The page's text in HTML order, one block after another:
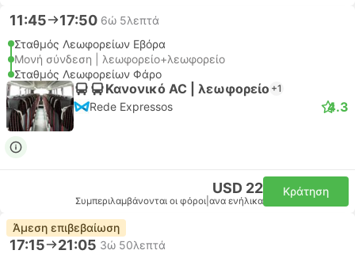
11:45 17:50 6ώ 5λεπτά
Σταθμός Λεωφορείων Εβόρα
Μονή σύνδεση | λεωφορείο+λεωφορείο
Σταθμός Λεωφορείων Φάρο
Κανονικό AC | λεωφορείο +1
Rede Expressos 4.3
USD 22
Συμπεριλαμβάνονται οι φόροι ανα ενήλικα
Κράτηση
Άμεση επιβεβαίωση
17:15 21:05 3ώ 50λεπτά